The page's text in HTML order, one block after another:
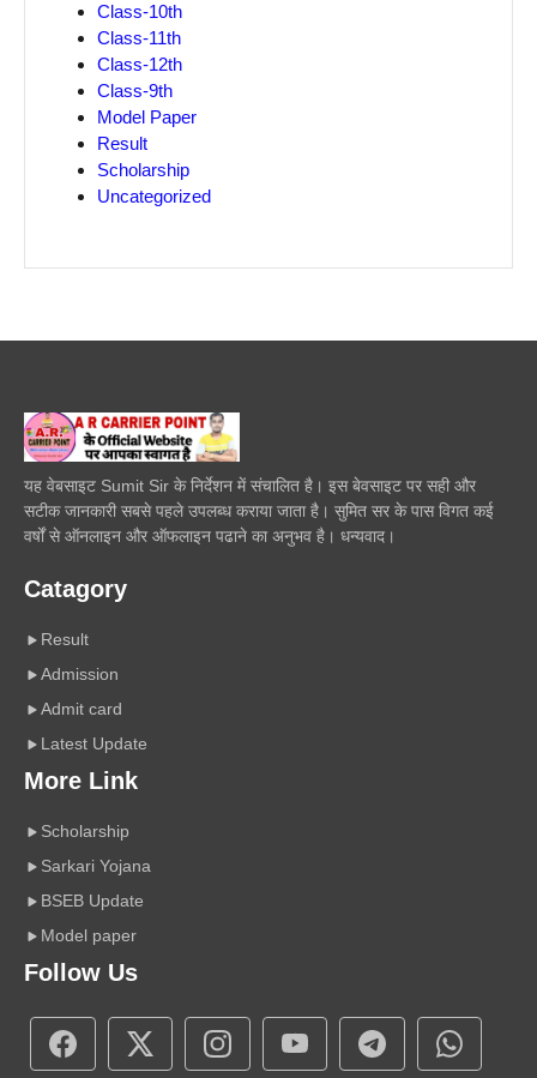
Class-10th
Class-11th
Class-12th
Class-9th
Model Paper
Result
Scholarship
Uncategorized
यह वेबसाइट Sumit Sir के निर्देशन में संचालित है। इस बेवसाइट पर सही और
सटीक जानकारी सबसे पहले उपलब्ध कराया जाता है। सुमित सर के पास विगत कई
वर्षों से ऑनलाइन और ऑफलाइन पढाने का अनुभव है। धन्यवाद।
Catagory
Result
Admission
Admit card
Latest Update
More Link
Scholarship
Sarkari Yojana
BSEB Update
Model paper
Follow Us